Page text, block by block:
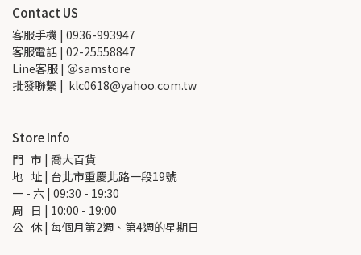
Contact US
客服手機 | 0936-993947
客服電話 | 02-25558847
Line客服 | ＠samstore
批發聯繫 |  klc0618@yahoo.com.tw
Store Info
門   市 | 喬大百貨
地   址 | 台北市重慶北路一段19號
一 - 六 | 09:30 - 19:30
周   日 | 10:00 - 19:00
公   休 | 每個月第2週、第4週的星期日